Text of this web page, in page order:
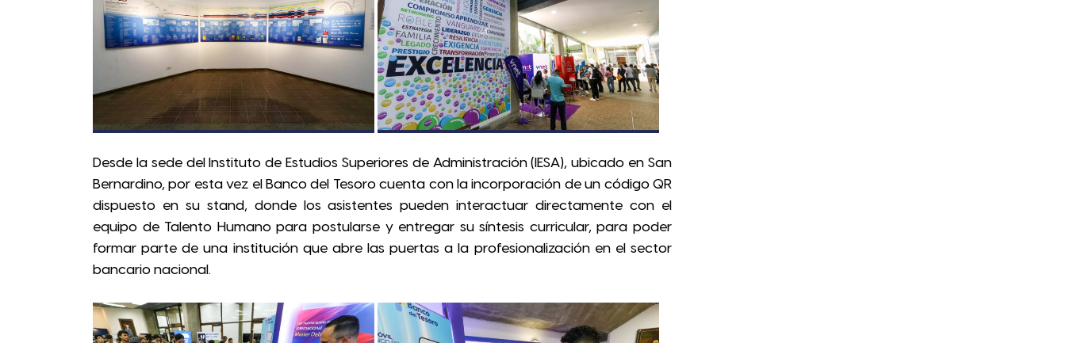
Desde la sede del Instituto de Estudios Superiores de Administración (IESA), ubicado en San
Bernardino, por esta vez el Banco del Tesoro cuenta con la incorporación de un código QR
dispuesto en su stand, donde los asistentes pueden interactuar directamente con el
equipo de Talento Humano para postularse y entregar su síntesis curricular, para poder
formar parte de una institución que abre las puertas a la profesionalización en el sector
bancario nacional.